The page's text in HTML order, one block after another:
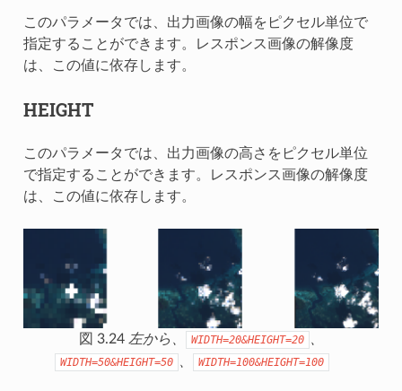
このパラメータでは、出力画像の幅をピクセル単位で
指定することができます。レスポンス画像の解像度
は、この値に依存します。
HEIGHT
このパラメータでは、出力画像の高さをピクセル単位
で指定することができます。レスポンス画像の解像度
は、この値に依存します。
図 3.24 左から、 WIDTH=20&HEIGHT=20
WIDTH=50&HEIGHT=50 WIDTH=100&HEIGHT=100